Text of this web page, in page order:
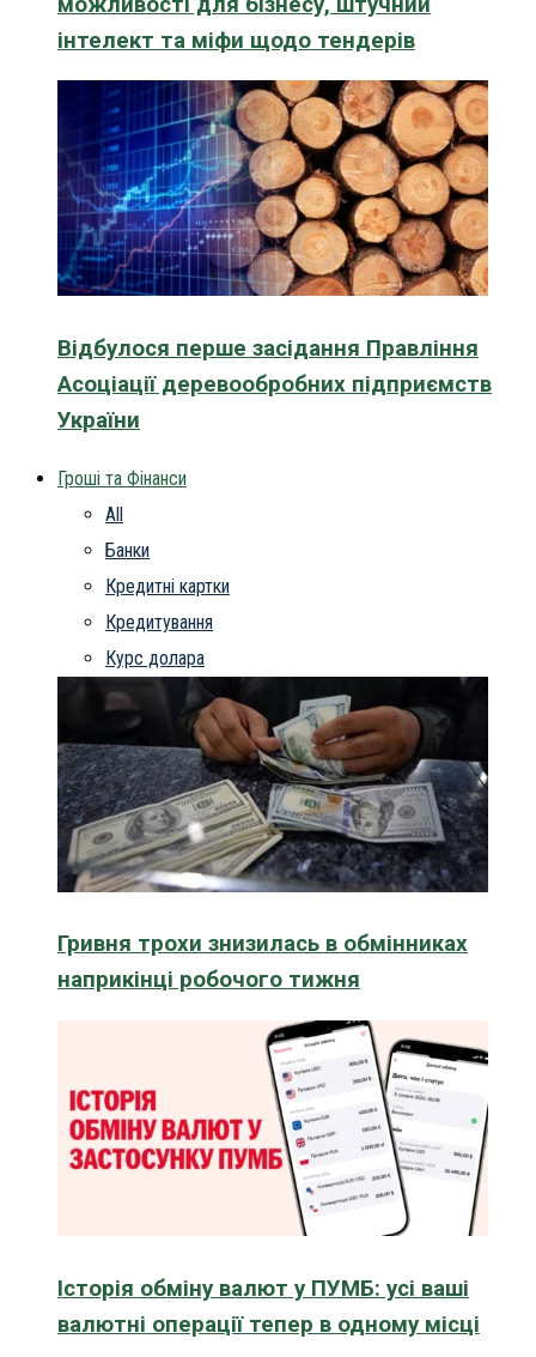
інтелект та міфи щодо тендерів
Відбулося перше засідання Правління
Асоціації деревообробних підприємств
України
Гроші та Фінанси
All
Банки
Кредитні картки
Кредитування
Курс долара
Гривня трохи знизилась в обмінниках
наприкінці робочого тижня
Історія обміну валют у ПУМБ: усі ваші
валютні операції тепер в одному місці